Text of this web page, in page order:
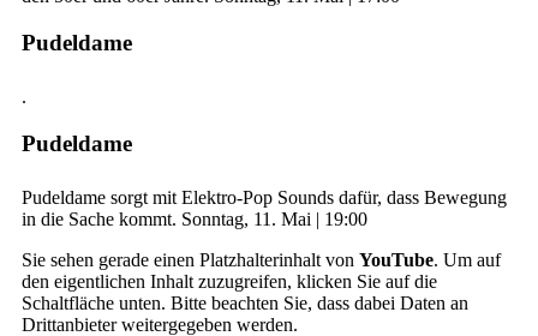
Pudeldame
.
Pudeldame
Pudeldame sorgt mit Elektro-Pop Sounds dafür, dass Bewegung
in die Sache kommt. Sonntag, 11. Mai | 19:00
Sie sehen gerade einen Platzhalterinhalt von YouTube. Um auf
den eigentlichen Inhalt zuzugreifen, klicken Sie auf die
Schaltfläche unten. Bitte beachten Sie, dass dabei Daten an
Drittanbieter weitergegeben werden.